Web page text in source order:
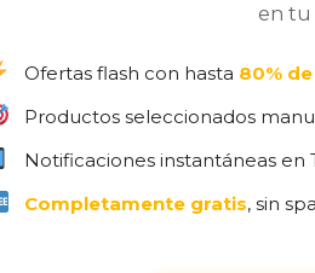
pena?
textil con un precio
su calidad tras años de uso,
descuento antes de que se
calidad-precio
en tu
Ofertas flash con hasta 80%
Productos seleccionados
Notificaciones instantáneas en
Completamente gratis, sin